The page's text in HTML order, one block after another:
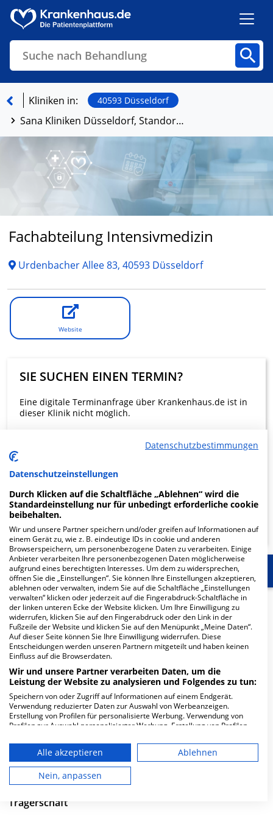
Suche nach Behandlung
Finden
Kliniken in: 40593 Düsseldorf
Sana Kliniken Düsseldorf, Standort Benrath
Fachabteilung Intensivmedizin
Urdenbacher Allee 83, 40593 Düsseldorf
Website
SIE SUCHEN EINEN TERMIN?
Eine digitale Terminanfrage über Krankenhaus.de ist in
dieser Klinik nicht möglich.
Beratung und Kontakt
Start Für die Klinik Weitere Fachabteilungen
Herzlich Willkommen
Sana Kliniken Düsseldorf, Standort Benrath in der
Urdenbacher Allee 83 ist ein mittelgroßes Krankenhaus
in Düsseldorf. Mit einer Kapazität von 212 Betten
werden in den spezialisierten Fachabteilungen pro Jahr
etwa 10.346 medizinische Fälle behandelt und
therapiert.
Besuchszeiten
0 bis 23 Uhr
Trägerschaft
Datenschutzbestimmungen
Datenschutzeinstellungen
Durch Klicken auf die Schaltfläche „Ablehnen“ wird die
Standardeinstellung nur für unbedingt erforderliche cookie
beibehalten.
Wir und unsere Partner speichern und/oder greifen auf Informationen auf
einem Gerät zu, wie z. B. eindeutige IDs in cookie und anderen
Browserspeichern, um personenbezogene Daten zu verarbeiten. Einige
Anbieter verarbeiten Ihre personenbezogenen Daten möglicherweise
aufgrund eines berechtigten Interesses. Um dem zu widersprechen,
öffnen Sie die „Einstellungen“. Sie können Ihre Einstellungen akzeptieren,
ablehnen oder verwalten, indem Sie auf die Schaltfläche „Einstellungen
verwalten“ klicken oder jederzeit auf die Fingerabdruck-Schaltfläche in
der linken unteren Ecke der Website klicken. Um Ihre Einwilligung zu
widerrufen, klicken Sie auf den Fingerabdruck oder den Link in der
Fußzeile der Website und klicken Sie auf den Menüpunkt „Meine Daten“.
Auf dieser Seite können Sie Ihre Einwilligung widerrufen. Diese
Entscheidungen werden unseren Partnern mitgeteilt und haben keinen
Einfluss auf die Browserdaten.
Wir und unsere Partner verarbeiten Daten, um die
Leistung der Website zu analysieren und Folgendes zu tun:
Speichern von oder Zugriff auf Informationen auf einem Endgerät.
Verwendung reduzierter Daten zur Auswahl von Werbeanzeigen.
Erstellung von Profilen für personalisierte Werbung. Verwendung von
Profilen zur Auswahl personalisierter Werbung. Erstellung von Profilen
personalisierter Inhalte. Messung der Werbeleistung. Messung der
Performance von Inhalten. Analyse von Zielgruppen durch Statistiken
oder Kombinationen von Daten aus verschiedenen Quellen. Entwicklung
und Verbesserung der Angebote. Verwendung reduzierter Daten zur
Auswahl von Inhalten.
die USA gesendet werden.
Alle akzeptieren
Ablehnen
Nein, anpassen